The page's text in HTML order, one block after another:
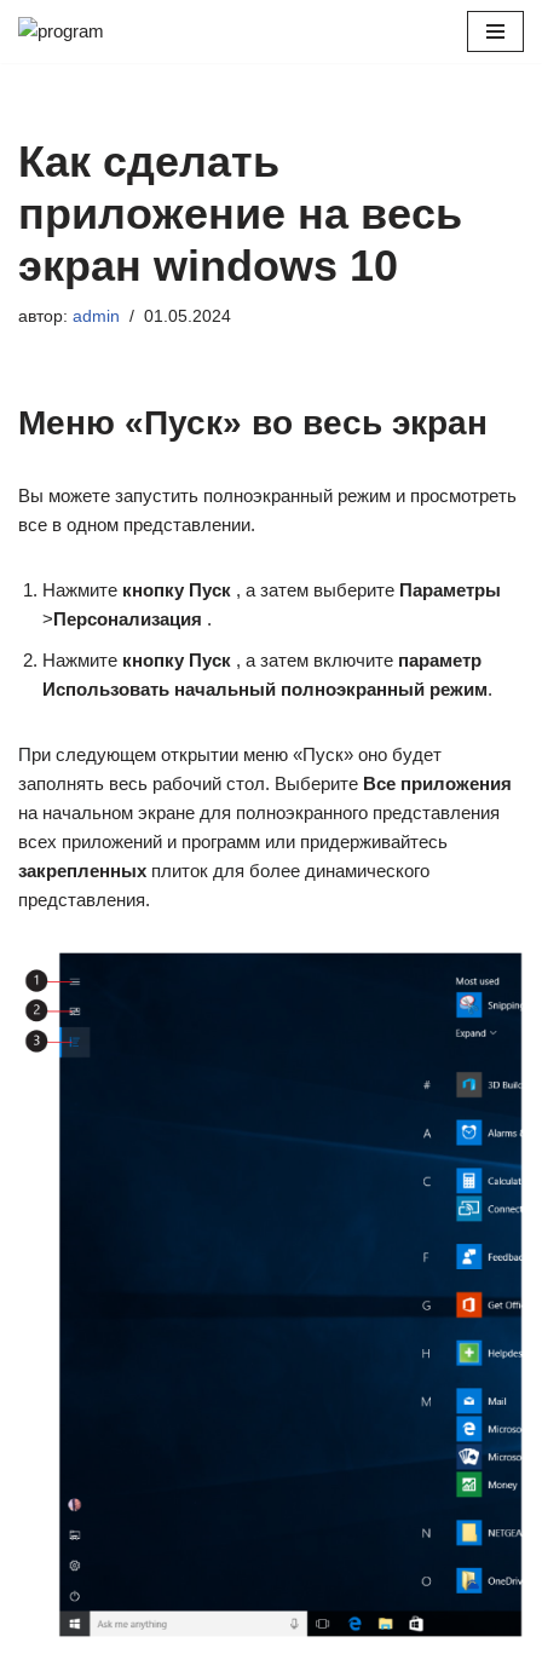
Как сделать
приложение на весь
экран windows 10
автор: admin 01.05.2024
Меню «Пуск» во весь экран
Вы можете запустить полноэкранный режим и просмотреть
все в одном представлении.
Нажмите кнопку Пуск , а затем выберите Параметры
>Персонализация .
Нажмите кнопку Пуск , а затем включите параметр
Использовать начальный полноэкранный режим.
При следующем открытии меню «Пуск» оно будет
заполнять весь рабочий стол. Выберите Все приложения
на начальном экране для полноэкранного представления
всех приложений и программ или придерживайтесь
закрепленных плиток для более динамического
представления.